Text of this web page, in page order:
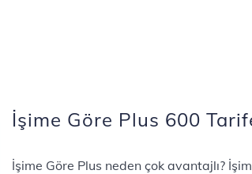
İşime Göre Plus 600
İşime Göre Plus neden çok avantajlı?